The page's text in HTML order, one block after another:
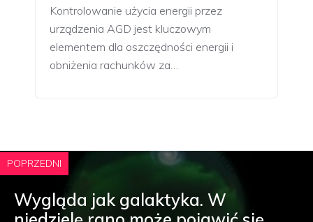
Kontrolowanie użycia energii przez
urządzenia AGD jest kluczowym
elementem dla oszczędności energii i
obniżenia rachunków za…
POPRZEDNI
Wygląda jak galaktyka. W